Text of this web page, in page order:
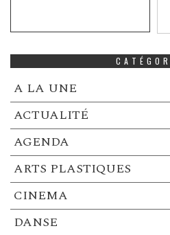
A LA UNE
ACTUALITÉ
AGENDA
ARTS PLASTIQUES
CINEMA
DANSE